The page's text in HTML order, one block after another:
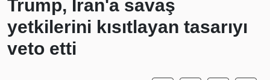
Trump, İran'a savaş
yetkilerini kısıtlayan tasarıyı
veto etti